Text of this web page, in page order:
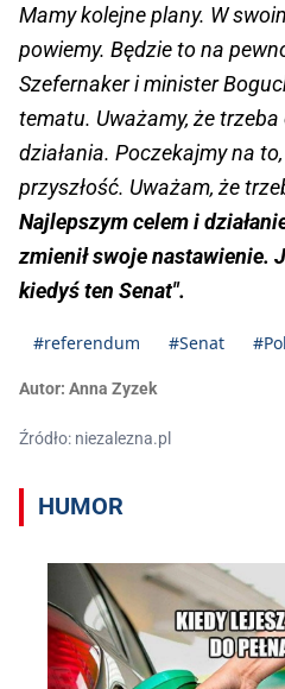
Mamy kolejne plany. W
powiemy. Będzie to na
Szefernaker i minister
tematu. Uważamy, że
działania. Poczekajmy na
przyszłość. Uważam, że
Najlepszym celem i
zmienił swoje nastawienie.
kiedyś ten Senat".
#referendum #Senat
Autor: Anna Zyzek
Źródło: niezalezna.pl
HUMOR